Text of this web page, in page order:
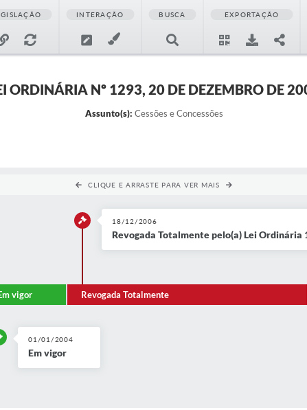
INTERAÇÃO BUSCA EXPORTAÇÃO
ORDINÁRIA Nº 1293, 20 DE DEZEMBRO DE
Assunto(s): Cessões e Concessões
CLIQUE E ARRASTE PARA VER MAIS
vigor
01/01/2004
Em vigor
Revogada Totalmente
18/12/2006
Revogada Totalmente pelo(a) Lei Ordinária